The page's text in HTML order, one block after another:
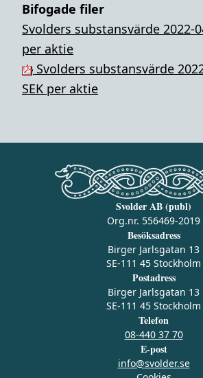
Bifogade filer
Svolders substansvärde 2022-
per aktie
Svolders substansvärde
SEK per aktie
Svolder AB (publ)
Org.nr. 556469-2019
Besöksadress
Birger Jarlsgatan 13
SE-111 45 Stockholm
Postadress
Birger Jarlsgatan 13
SE-111 45 Stockholm
Telefon
08-440 37 70
E-post
info@svolder.se